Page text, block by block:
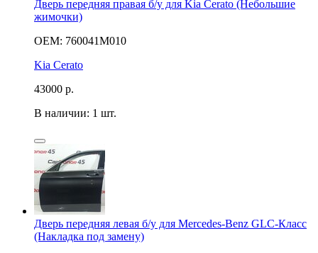
Дверь передняя правая б/у для Kia Cerato (Небольшие
жимочки)
OEM: 760041M010
Kia Cerato
43000 р.
В наличии: 1 шт.
Дверь передняя левая б/у для Mercedes-Benz GLC-Класс
(Накладка под замену)